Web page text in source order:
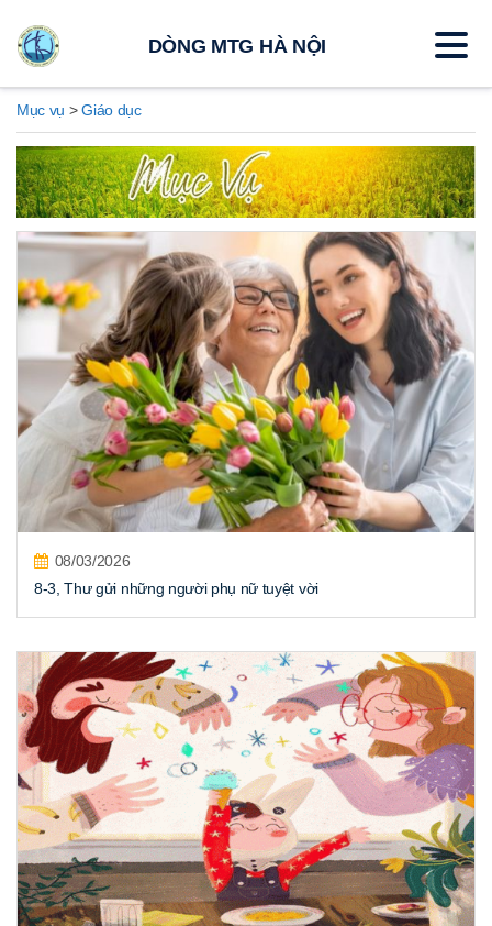
Mục vụ >Giáo dục
08/03/2026
8-3, Thư gửi những người phụ nữ tuyệt vời
DÒNG MTG HÀ NỘI